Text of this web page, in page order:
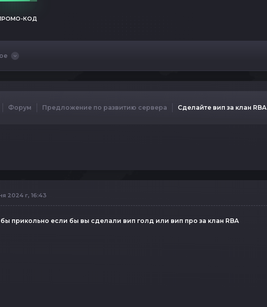
КОД
Форум Предложение по развитию сервера Сделайте вип за клан RBA
2024 г, 16:43
прикольно если бы вы сделали вип голд или вип про за клан RBA